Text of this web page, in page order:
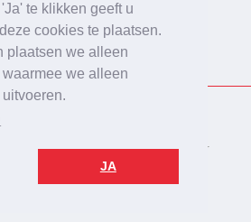
te klikken geeft u
cookies te plaatsen.
plaatsen we alleen
we alleen
JA
Agenda
Vacatures
Online
Beleidsonderzoek
Disclaimer